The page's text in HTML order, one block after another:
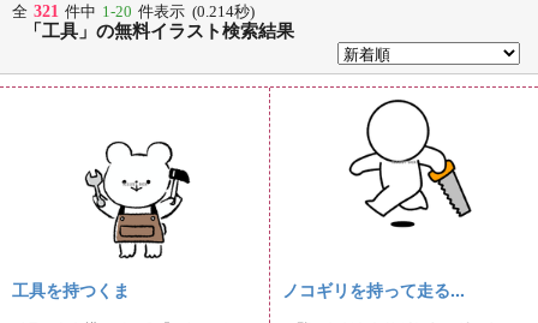
全 321 件中 1-20 件表示 (0.214秒)
「工具」の無料イラスト検索結果
工具を持つくま ノコギリを持って走る...